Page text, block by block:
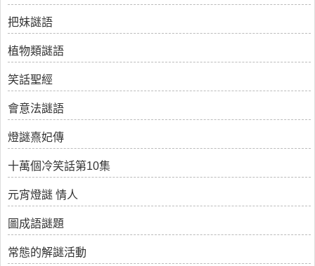
把妹謎語
植物類謎語
笑話聖經
會意法謎語
燈謎熹妃傳
十萬個冷笑話第10集
元宵燈謎 情人
圖成語謎題
常態的解謎活動